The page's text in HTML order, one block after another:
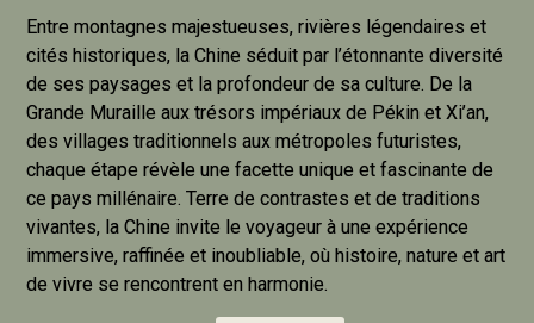
Entre montagnes majestueuses, rivières légendaires et
cités historiques, la Chine séduit par l’étonnante diversité
de ses paysages et la profondeur de sa culture. De la
Grande Muraille aux trésors impériaux de Pékin et Xi’an,
des villages traditionnels aux métropoles futuristes,
chaque étape révèle une facette unique et fascinante de
ce pays millénaire. Terre de contrastes et de traditions
vivantes, la Chine invite le voyageur à une expérience
immersive, raffinée et inoubliable, où histoire, nature et art
de vivre se rencontrent en harmonie.